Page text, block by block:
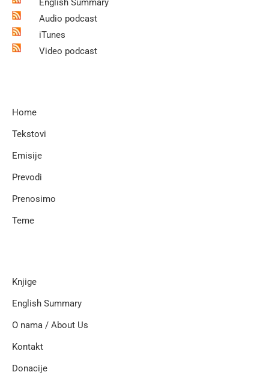
English Summary
Audio podcast
iTunes
Video podcast
Home
Tekstovi
Emisije
Prevodi
Prenosimo
Teme
Knjige
English Summary
O nama / About Us
Kontakt
Donacije